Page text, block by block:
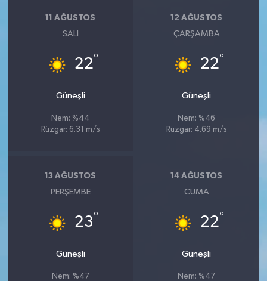
11 AĞUSTOS
SALI
22°
Güneşli
Nem: %44
Rüzgar: 6.31 m/s
12 AĞUSTOS
ÇARŞAMBA
22°
Güneşli
Nem: %46
Rüzgar: 4.69 m/s
13 AĞUSTOS
PERŞEMBE
23°
Güneşli
Nem: %47
14 AĞUSTOS
CUMA
22°
Güneşli
Nem: %47